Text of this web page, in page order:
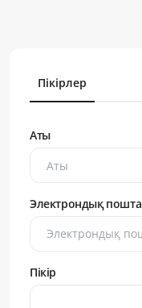
Пікірлер
Аты
Электрондық пошта
Пікір